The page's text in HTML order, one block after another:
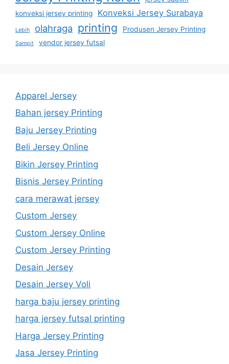
konveksi jersey printing
Konveksi Jersey Surabaya
Lebih olahraga printing Produsen Jersey Printing
Sampit vendor jersey futsal
Apparel Jersey
Bahan jersey Printing
Baju Jersey Printing
Beli Jersey Online
Bikin Jersey Printing
Bisnis Jersey Printing
cara merawat jersey
Custom Jersey
Custom Jersey Online
Custom Jersey Printing
Desain Jersey
Desain Jersey Voli
harga baju jersey printing
harga jersey futsal printing
Harga Jersey Printing
Jasa Jersey Printing